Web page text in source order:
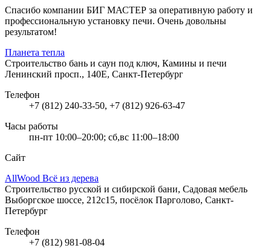
Спасибо компании БИГ МАСТЕР за оперативную работу и
профессиональную установку печи. Очень довольны
результатом!
Планета тепла
Строительство бань и саун под ключ, Камины и печи
Ленинский просп., 140Е, Санкт-Петербург
Телефон
+7 (812) 240-33-50, +7 (812) 926-63-47
Часы работы
пн-пт 10:00–20:00; сб,вс 11:00–18:00
Сайт
AllWood Всё из дерева
Строительство русской и сибирской бани, Садовая мебель
Выборгское шоссе, 212с15, посёлок Парголово, Санкт-
Петербург
Телефон
+7 (812) 981-08-04